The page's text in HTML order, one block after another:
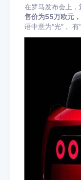
在罗马发布会上，
售价为55万欧元
语中意为“光”， 有